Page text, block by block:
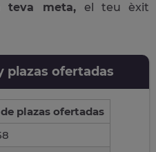
teva meta, el teu èxit
plazas ofertadas
de plazas ofertadas